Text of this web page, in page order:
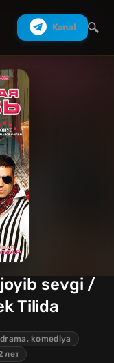
Kanal
sevgi /
Tilida
komediya
лет